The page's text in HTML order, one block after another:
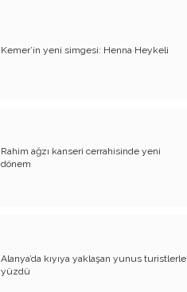
Kemer’in yeni simgesi: Henna Heykeli
Rahim ağzı kanseri cerrahisinde yeni
dönem
Alanya’da kıyıya yaklaşan yunus turistlerle
yüzdü